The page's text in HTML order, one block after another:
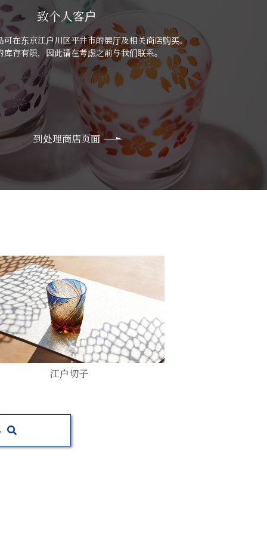
致个人客户
可在东京江户川区平井市的展厅及相关商店购买。
库存有限，因此请在考虑之前与我们联系。
到处理商店页面
江户切子